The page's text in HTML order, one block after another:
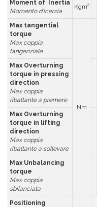
Moment of Inertia
Momento d’inerzia
Kgm²
Max tangential
torque
Max coppia
tangenziale
Nm
Max Overturning
torque in pressing
direction
Max coppia
ribaltante a premere
Max Overturning
torque in lifting
direction
Max coppia
ribaltante a sollevare
Max Unbalancing
torque
Max coppia
sbilanciata
Positioning